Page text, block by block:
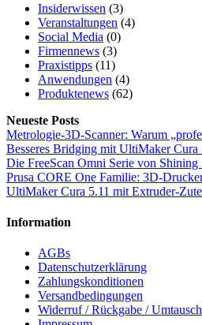
Insiderwissen (3)
Veranstaltungen (4)
Social Media (0)
Firmennews (3)
Praxistipps (11)
Anwendungen (4)
Produktenews (62)
Neueste Posts
Metrologie-3D-Scanner: Warum
Besseres Bridging mit UltiMaker Cura
Die FreeScan Omni Serie von Shining
Prusa CORE One Familie: 3D-
UltiMaker Cura 5.11 mit Extruder-
Information
AGBs
Datenschutzerklärung
Zahlungskonditionen
Versandbedingungen
Widerruf / Rückgabe / Umtausch